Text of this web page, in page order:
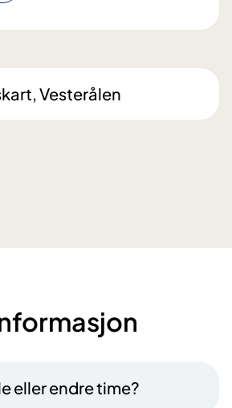
Vesterålen
eller endre time?